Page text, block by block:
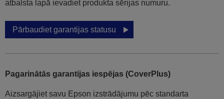
atbalsta lapā ievadiet produkta sērijas numuru.
Pārbaudiet garantijas statusu
Pagarinātās garantijas iespējas (CoverPlus)
Aizsargājiet savu Epson izstrādājumu pēc standarta